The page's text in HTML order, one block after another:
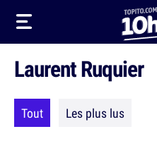
Laurent Ruquier
Tout Les plus lus